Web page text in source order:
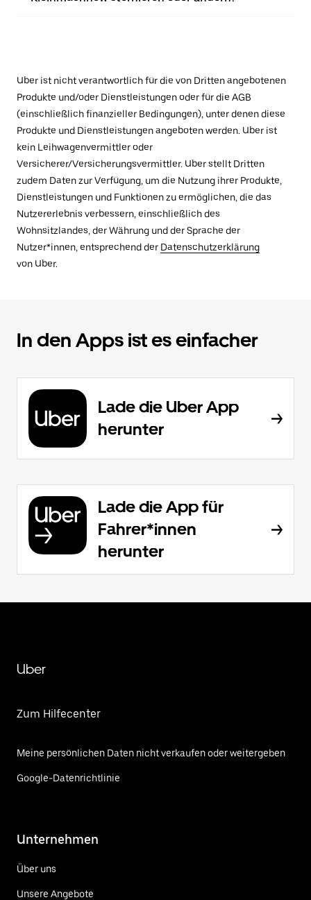
Uber ist nicht verantwortlich für die von Dritten angebotenen
Produkte und/oder Dienstleistungen oder für die AGB
(einschließlich finanzieller Bedingungen), unter denen diese
Produkte und Dienstleistungen angeboten werden. Uber ist
kein Leihwagenvermittler oder
Versicherer/Versicherungsvermittler. Uber stellt Dritten
zudem Daten zur Verfügung, um die Nutzung ihrer Produkte,
Dienstleistungen und Funktionen zu ermöglichen, die das
Nutzererlebnis verbessern, einschließlich des
Wohnsitzlandes, der Währung und der Sprache der
Nutzer*innen, entsprechend der Datenschutzerklärung
von Uber.
In den Apps ist es einfacher
Lade die Uber App
herunter
Lade die App für
Fahrer*innen
herunter
Uber
Zum Hilfecenter
Meine persönlichen Daten nicht verkaufen oder weitergeben
Google-Datenrichtlinie
Unternehmen
Über uns
Unsere Angebote